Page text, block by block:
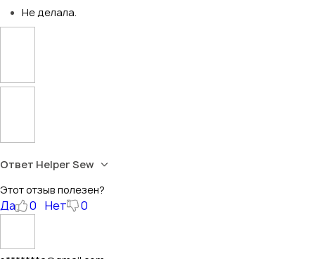
Не делала.
Ответ Helper Sew
Этот отзыв полезен?
Да 0 Нет 0